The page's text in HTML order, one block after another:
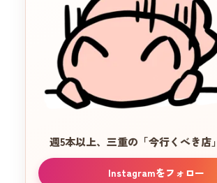
週5本以上、三重の 「今行くべき
Instagramをフォロー